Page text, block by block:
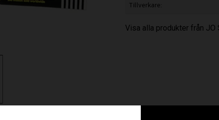
Tillverkare
Visa alla produkter från JO